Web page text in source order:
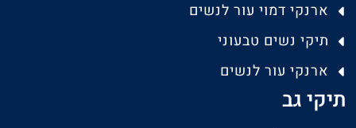
ארנקי דמוי עור לנשים
תיקי נשים טבעוני
ארנקי עור לנשים
תיקי גב